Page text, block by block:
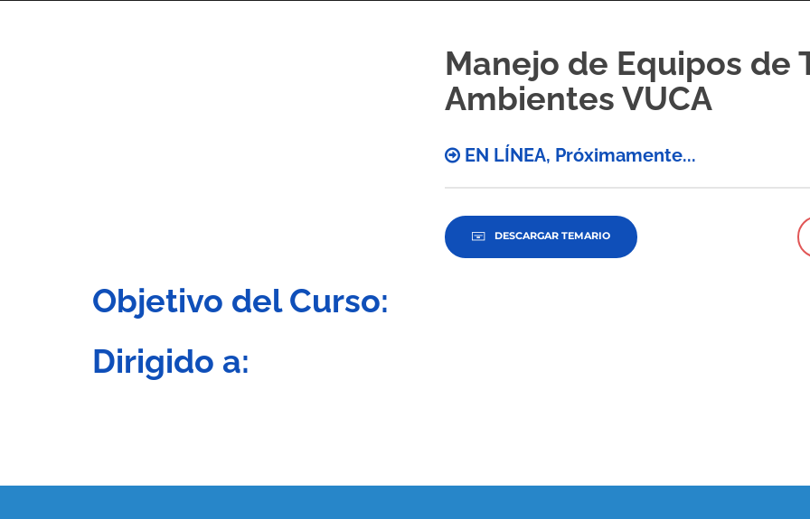
Manejo de Equipos de
Ambientes VUCA
EN LÍNEA, Próximamente...
DESCARGAR TEMARIO
Objetivo del Curso:
Dirigido a: